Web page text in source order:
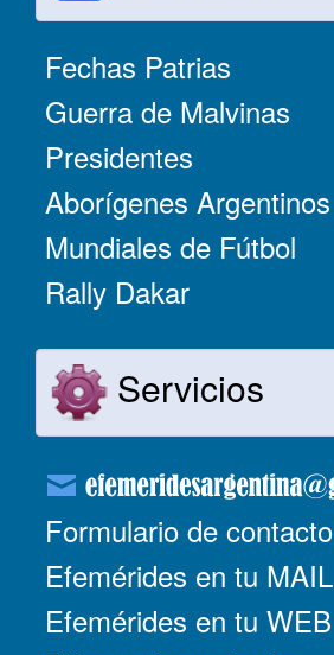
Fechas Patrias
Guerra de Malvinas
Presidentes
Aborígenes Argentinos
Mundiales de Fútbol
Rally Dakar
Servicios
Formulario de contacto
Efemérides en tu MAIL
Efemérides en tu WEB